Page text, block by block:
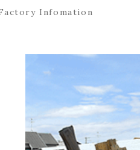
Infomation